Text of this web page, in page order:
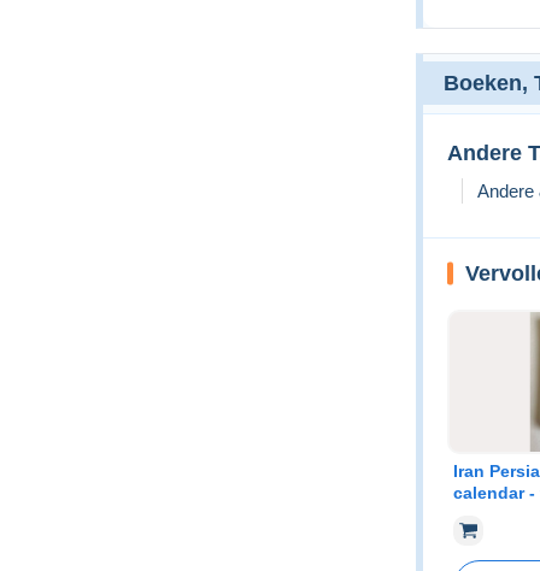
Boeken,
Andere
Andere
Iran
calendar